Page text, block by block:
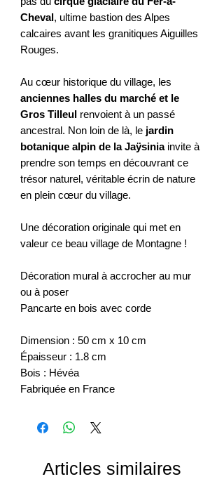
Cheval, ultime bastion des Alpes
calcaires avant les granitiques Aiguilles
Rouges.
Au cœur historique du village, les
anciennes halles du marché et le
Gros Tilleul renvoient à un passé
ancestral. Non loin de là, le jardin
botanique alpin de la Jaÿsiniainvite à
prendre son temps en découvrant ce
trésor naturel, véritable écrin de nature
en plein cœur du village.
Une décoration originale qui met en
valeur ce beau village de Montagne !
Décoration mural à accrocher au mur
ou à poser
Pancarte en bois avec corde
Dimension : 50 cm x 10 cm
Épaisseur : 1.8 cm
Bois : Hévéa
Fabriquée en France
Articles similaires